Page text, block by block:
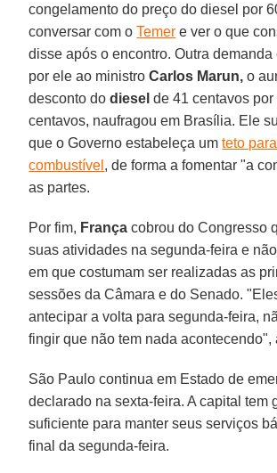
congelamento do preço do diesel por
conversar com oTemer e ver o que
disse após o encontro. Outra
por ele ao ministroCarlos Marun, o
desconto dodiesel de 41 centavos
centavos, naufragou em Brasília. Ele
que o Governo estabeleça umteto
combustível , de forma a fomentar "a
as partes.
Por fim, França cobrou do Congresso
suas atividades na segunda-feira e
em que costumam ser realizadas as
sessões da Câmara e do Senado.
antecipar a volta para segunda-feira,
fingir que não tem nada acontecendo",
São Paulo continua em Estado de
declarado na sexta-feira. A capital tem
suficiente para manter seus serviços
final da segunda-feira.